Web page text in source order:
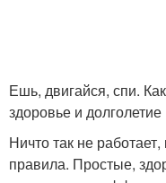
Ешь, двигайся, спи.
здоровье и
Ничто так не
правила. Простые,